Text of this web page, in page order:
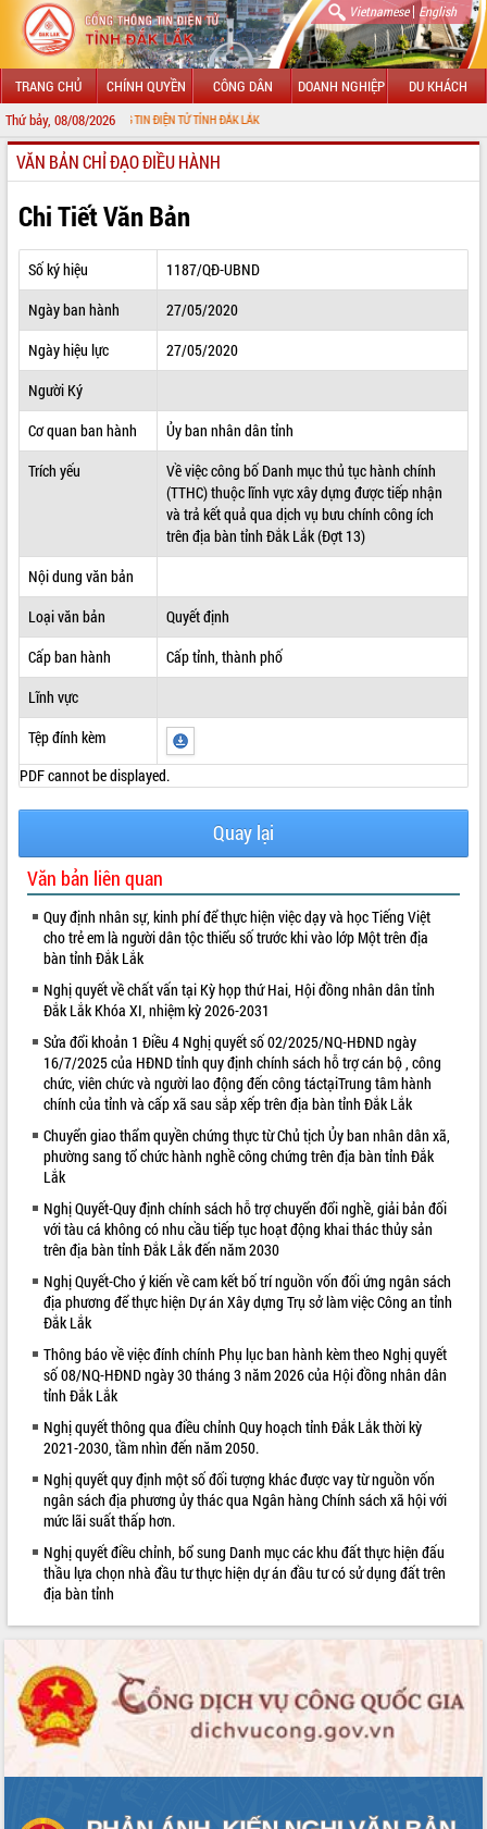
Vietnamese| English
TRANG CHỦ CHÍNH QUYỀN CÔNG DÂN DOANH NGHIỆP DU KHÁCH
Thứ bảy, 08/08/2026
CỔNG THÔNG TIN ĐIỆN TỬ TỈNH ĐẮK LẮK
GIỚI THIỆU
LÃNH ĐẠO UBND TỈNH
TIN TỨC SỰ KIỆN
SỞ, BAN, NGÀNH
THÔNG TIN CHỈ ĐẠO ĐIỀU HÀNH
HỆ THỐNG VĂN BẢN
VĂN BẢN HĐND TỈNH
QUY HOẠCH - KẾ HOẠCH
VIDEO
Loading the player...
Khám bệnh, cấp phát thuốc miễn phí
và tặng quà người dân xã Cư Pui
Hội nghị UBND tỉnh Đắk Lắk thường kỳ
tháng 7/2026
Lễ truy tặng danh hiệu “Bà Mẹ Việt
Nam Anh hùng” và trao Huân chương
Lao động
UBND tỉnh Đắk Lắk triển khai nhiệm
vụ 6 tháng cuối năm 2026
Kỳ họp thứ Hai, Hội đồng nhân dân
tỉnh khóa XI quyết nghị nhiều nội dung
Bí thư Tỉnh ủy Lương Nguyễn Minh
Triết thăm, tặng quà người có công với
Rà soát, hoàn thiện hệ thống thiết chế
văn hóa, thể thao đáp ứng yêu cầu
phát triển mới
Thường trực HĐND tỉnh Đắk Lắk gặp
mặt Đoàn chuyên gia y tế TP. Hồ Chí
Minh
Lễ truy điệu và an táng hài cốt liệt sĩ
tại Nghĩa trang Liệt sĩ xã Sơn Hòa
Bàn giải pháp tháo gỡ khó khăn trong
xuất khẩu sầu riêng và triển khai quy
định EUDR
Thứ trưởng Bộ Nông nghiệp và Môi
trường Nguyễn Hoàng Hiệp khảo sát
vùng trồng và doanh nghiệp đóng gói
sầu riêng tại Đắk Lắk
món ăn từ sầu riêng
ALBUM ẢNH
VĂN BẢN CHỈ ĐẠO ĐIỀU HÀNH
Chi Tiết Văn Bản
Số ký hiệu
1187/QĐ-UBND
Ngày ban hành
27/05/2020
Ngày hiệu lực
27/05/2020
Người Ký
Cơ quan ban hành
Ủy ban nhân dân tỉnh
Trích yếu
Về việc công bố Danh mục thủ tục hành chính
(TTHC) thuộc lĩnh vực xây dựng được tiếp nhận
và trả kết quả qua dịch vụ bưu chính công ích
trên địa bàn tỉnh Đắk Lắk (Đợt 13)
Nội dung văn bản
Loại văn bản
Quyết định
Cấp ban hành
Cấp tỉnh, thành phố
Lĩnh vực
Tệp đính kèm
PDF cannot be displayed.
Quay lại
Văn bản liên quan
Quy định nhân sự, kinh phí để thực hiện việc dạy và học Tiếng Việt
cho trẻ em là người dân tộc thiểu số trước khi vào lớp Một trên địa
bàn tỉnh Đắk Lắk
Nghị quyết về chất vấn tại Kỳ họp thứ Hai, Hội đồng nhân dân tỉnh
Đắk Lắk Khóa XI, nhiệm kỳ 2026-2031
Sửa đổi khoản 1 Điều 4 Nghị quyết số 02/2025/NQ-HĐND ngày
16/7/2025 của HĐND tỉnh quy định chính sách hỗ trợ cán bộ , công
chức, viên chức và người lao động đến công táctạiTrung tâm hành
chính của tỉnh và cấp xã sau sắp xếp trên địa bàn tỉnh Đắk Lắk
Chuyển giao thẩm quyền chứng thực từ Chủ tịch Ủy ban nhân dân xã,
phường sang tổ chức hành nghề công chứng trên địa bàn tỉnh Đắk
Lắk
Nghị Quyết-Quy định chính sách hỗ trợ chuyển đổi nghề, giải bản đối
với tàu cá không có nhu cầu tiếp tục hoạt động khai thác thủy sản
trên địa bàn tỉnh Đắk Lắk đến năm 2030
Nghị Quyết-Cho ý kiến về cam kết bố trí nguồn vốn đối ứng ngân sách
địa phương để thực hiện Dự án Xây dựng Trụ sở làm việc Công an tỉnh
Đắk Lắk
Thông báo về việc đính chính Phụ lục ban hành kèm theo Nghị quyết
số 08/NQ-HĐND ngày 30 tháng 3 năm 2026 của Hội đồng nhân dân
tỉnh Đắk Lắk
Nghị quyết thông qua điều chỉnh Quy hoạch tỉnh Đắk Lắk thời kỳ
2021-2030, tầm nhìn đến năm 2050.
Nghị quyết quy định một số đối tượng khác được vay từ nguồn vốn
ngân sách địa phương ủy thác qua Ngân hàng Chính sách xã hội với
mức lãi suất thấp hơn.
Nghị quyết điều chỉnh, bổ sung Danh mục các khu đất thực hiện đấu
thầu lựa chọn nhà đầu tư thực hiện dự án đầu tư có sử dụng đất trên
địa bàn tỉnh